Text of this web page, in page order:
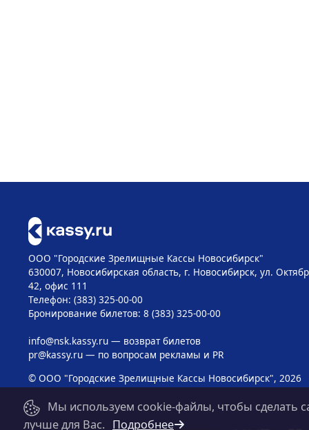
ООО "Городские Зрелищные Кассы Новосибирск"
630007, Новосибирская область, г. Новосибирск, ул.
42, офис 111
Телефон: (383) 325-00-00
Бронирование билетов: 8 (383) 325-00-00
info@nsk.kassy.ru— возврат билетов
pr@kassy.ru— по вопросам рекламы и PR
© ООО "Городские Зрелищные Кассы Новосибирск", 2026
Мы используем cookie-файлы, чтобы сделать
лучше для Вас. Подробнее